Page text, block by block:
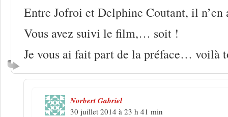
Entre Jofroi et Delphine Coutant, il
Vous avez suivi le film,… soit !
Je vous ai fait part de la préface… voilà
Norbert Gabriel
30 juillet 2014 à 23 h 41 min